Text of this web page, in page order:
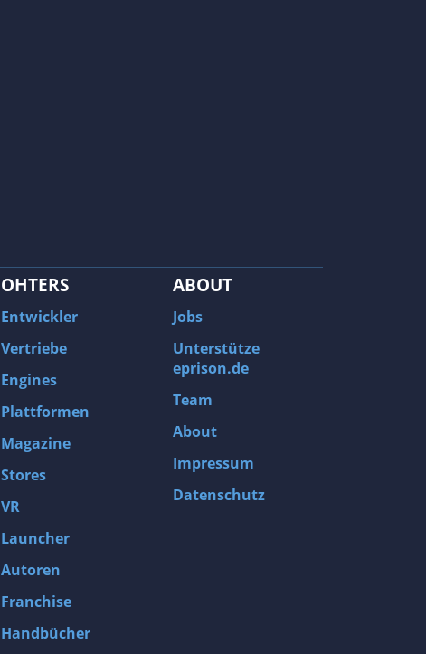
OHTERS
Entwickler
Vertriebe
Engines
Plattformen
Magazine
Stores
VR
Launcher
Autoren
Franchise
Handbücher
ABOUT
Jobs
Unterstütze
eprison.de
Team
About
Impressum
Datenschutz